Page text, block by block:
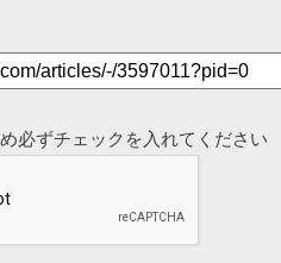
必ずチェックを入れてください